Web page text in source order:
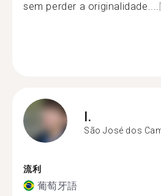
sem perder a originalidade....
I.
São José dos
流利
葡萄牙語